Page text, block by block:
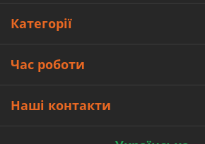
Категорії
Час роботи
Наші контакти